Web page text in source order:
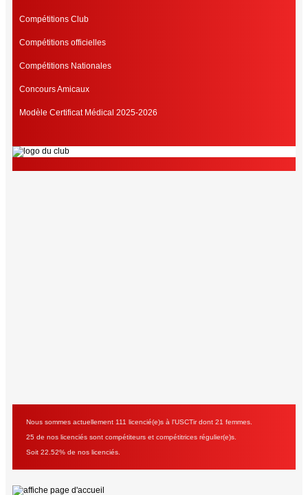
Compétitions Club
Compétitions officielles
Compétitions Nationales
Concours Amicaux
Modèle Certificat Médical 2025-2026
Nous sommes actuellement 111 licencié(e)s à l'USCTir dont 21 femmes.
25 de nos licenciés sont compétiteurs et compétitrices régulier(e)s.
Soit 22.52% de nos licenciés.